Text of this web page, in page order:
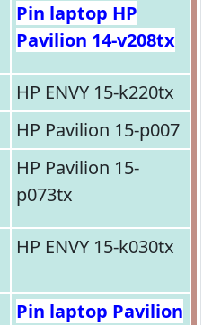
Pin laptop HP
Pavilion 14-v208tx
HP ENVY 15-k220tx
HP Pavilion 15-p007
HP Pavilion 15-
p073tx
HP ENVY 15-k030tx
Pin laptop Pavilion